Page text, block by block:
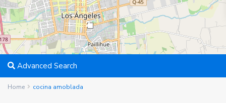
2
Advanced Search
Home cocina amoblada